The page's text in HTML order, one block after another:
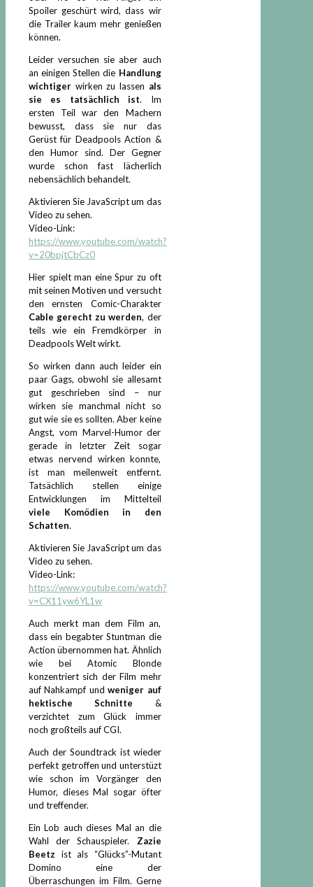
Spoiler geschürt wird, dass wir
die Trailer kaum mehr genießen
können.
Leider versuchen sie aber auch
an einigen Stellen die Handlung
wichtiger wirken zu lassen als
sie es tatsächlich ist. Im
ersten Teil war den Machern
bewusst, dass sie nur das
Gerüst für Deadpools Action &
den Humor sind. Der Gegner
wurde schon fast lächerlich
nebensächlich behandelt.
Aktivieren Sie JavaScript um das
Video zu sehen.
Video-Link:
https://www.youtube.com/watch?
v=20bpjtCbCz0
Hier spielt man eine Spur zu oft
mit seinen Motiven und versucht
den ernsten Comic-Charakter
Cable gerecht zu werden, der
teils wie ein Fremdkörper in
Deadpools Welt wirkt.
So wirken dann auch leider ein
paar Gags, obwohl sie allesamt
gut geschrieben sind – nur
wirken sie manchmal nicht so
gut wie sie es sollten. Aber keine
Angst, vom Marvel-Humor der
gerade in letzter Zeit sogar
etwas nervend wirken konnte,
ist man meilenweit entfernt.
Tatsächlich stellen einige
Entwicklungen im Mittelteil
viele Komödien in den
Schatten.
Aktivieren Sie JavaScript um das
Video zu sehen.
Video-Link:
https://www.youtube.com/watch?
v=CX11yw6YL1w
Auch merkt man dem Film an,
dass ein begabter Stuntman die
Action übernommen hat. Ähnlich
wie bei Atomic Blonde
konzentriert sich der Film mehr
auf Nahkampf undweniger auf
hektische Schnitte &
verzichtet zum Glück immer
noch großteils auf CGI.
Auch der Soundtrack ist wieder
perfekt getroffen und unterstüzt
wie schon im Vorgänger den
Humor, dieses Mal sogar öfter
und treffender.
Ein Lob auch dieses Mal an die
Wahl der Schauspieler. Zazie
Beetz ist als “Glücks”-Mutant
Domino eine der
Überraschungen im Film. Gerne